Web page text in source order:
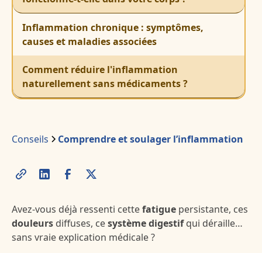
Inflammation chronique : symptômes,
causes et maladies associées
Comment réduire l'inflammation
naturellement sans médicaments ?
Conseils Comprendre et soulager l’inflammation
Avez-vous déjà ressenti cettefatigue persistante, ces
douleurs diffuses, cesystème digestifqui déraille…
sans vraie explication médicale ?